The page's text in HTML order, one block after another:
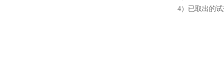
4）已取出的